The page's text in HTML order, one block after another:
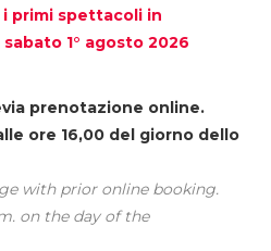
primi spettacoli in
1° agosto 2026
prenotazione online.
ore 16,00 del giorno dello
with prior online booking.
on the day of the